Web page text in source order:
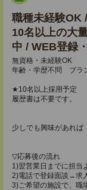
職種未経験OK
10名以上の大
中 / WEB登録
無資格・未経験OK
年齢・学歴不問 ブラ
★10名以上採用予定
履歴書は不要です。
少しでも興味があれば
▽応募後の流れ
1)翌営業日までに担当
2)電話で登録面談→求
3)ご希望の施設で、職